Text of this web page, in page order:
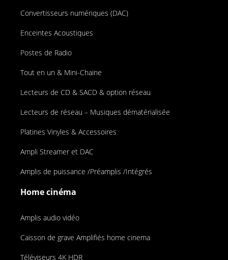
Convertisseurs numériques (DAC)
Enceintes Acoustiques
Postes de Radio
Tout en un & Mini-Chaine
Lecteurs de CD & SACD & option réseau
Lecteurs de réseau – Musiques dématérialisée
Platines Vinyles & Accessoires
Ampli Streamer et DAC
Amplis de puissance /Préamplis /Intégrés
Home cinéma
Amplis audio vidéo
Caisson de grave Amplifiés home cinema
Téléviseurs 4K HDR